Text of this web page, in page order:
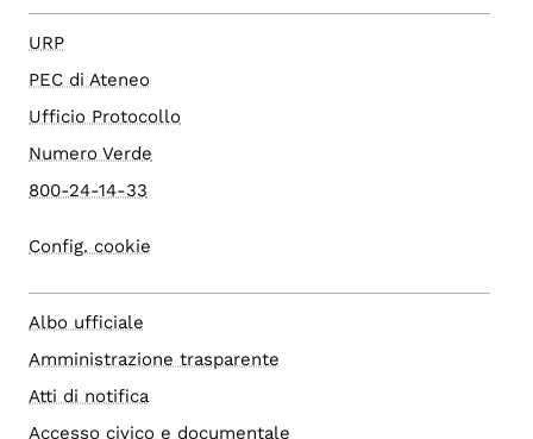
URP
PEC di Ateneo
Ufficio Protocollo
Numero Verde
800-24-14-33
Config. cookie
Albo ufficiale
Amministrazione trasparente
Atti di notifica
Accesso civico e documentale